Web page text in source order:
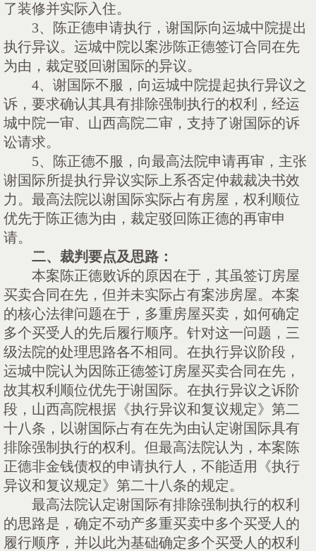
了装修并实际入住。
3、陈正德申请执行，谢国际向运城中院提出
执行异议。运城中院以案涉陈正德签订合同在先
为由，裁定驳回谢国际的异议。
4、谢国际不服，向运城中院提起执行异议之
诉，要求确认其具有排除强制执行的权利，经运
城中院一审、山西高院二审，支持了谢国际的诉
讼请求。
5、陈正德不服，向最高法院申请再审，主张
谢国际所提执行异议实际上系否定仲裁裁决书效
力。最高法院以谢国际实际占有房屋，权利顺位
优先于陈正德为由，裁定驳回陈正德的再审申
请。
二、 裁判要点及思路：
本案陈正德败诉的原因在于，其虽签订房屋
买卖合同在先，但并未实际占有案涉房屋。本案
的核心法律问题在于，多重房屋买卖，如何确定
多个买受人的先后履行顺序。针对这一问题，三
级法院的处理思路各不相同。在执行异议阶段，
运城中院认为因陈正德签订房屋买卖合同在先，
故其权利顺位优先于谢国际。在执行异议之诉阶
段，山西高院根据《执行异议和复议规定》第二
十八条，以谢国际占有在先为由认定谢国际具有
排除强制执行的权利。但最高法院认为，本案陈
正德非金钱债权的申请执行人，不能适用《执行
异议和复议规定》第二十八条的规定。
最高法院认定谢国际有排除强制执行的权利
的思路是，确定不动产多重买卖中多个买受人的
履行顺序，并以此为基础确定多个买受人的权利